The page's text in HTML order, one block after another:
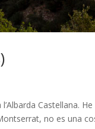
Castellana. He
no es una